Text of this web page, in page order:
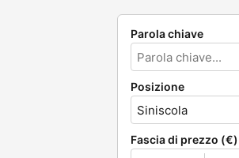
Parola chiave
Posizione
Fascia di prezzo (€)